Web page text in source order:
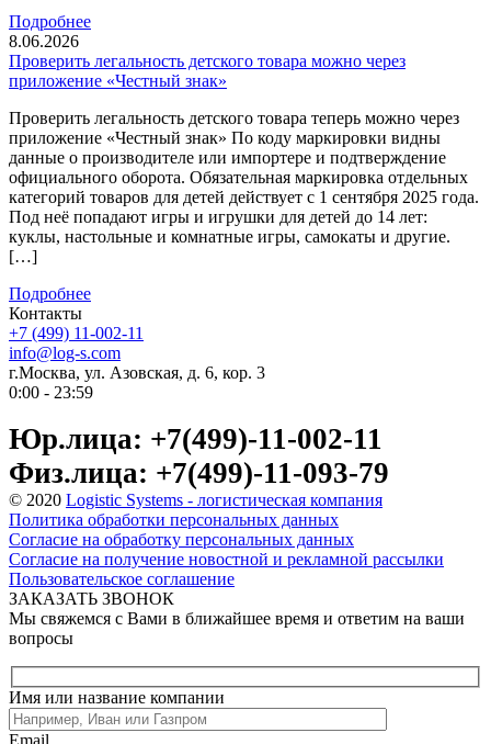
Подробнее
8.06.2026
Проверить легальность детского товара можно через
приложение «Честный знак»
Проверить легальность детского товара теперь можно через
приложение «Честный знак» По коду маркировки видны
данные о производителе или импортере и подтверждение
официального оборота. Обязательная маркировка отдельных
категорий товаров для детей действует с 1 сентября 2025 года.
Под неё попадают игры и игрушки для детей до 14 лет:
куклы, настольные и комнатные игры, самокаты и другие.
[…]
Подробнее
Контакты
+7 (499) 11-002-11
info@log-s.com
г.Москва, ул. Азовская, д. 6, кор. 3
0:00 - 23:59
Юр.лица: +7(499)-11-002-11
Физ.лица: +7(499)-11-093-79
© 2020 Logistic Systems - логистическая компания
Политика обработки персональных данных
Согласие на обработку персональных данных
Согласие на получение новостной и рекламной рассылки
Пользовательское соглашение
ЗАКАЗАТЬ ЗВОНОК
Мы свяжемся с Вами в ближайшее время и ответим на ваши
вопросы
Имя или название компании
Email